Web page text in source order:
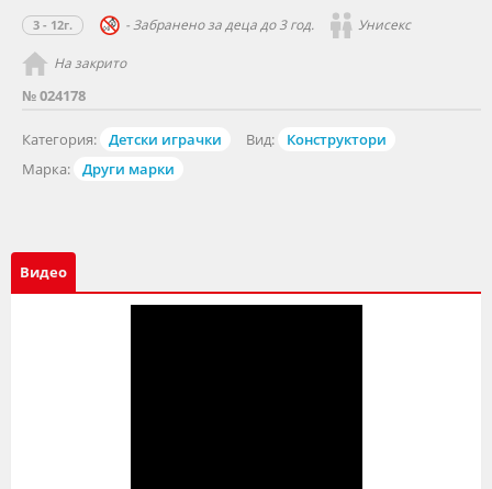
№ 024178
Категория: Детски играчки Вид:
Конструктори
Марка:
Други марки
3 - 12г. - Забранено за деца до 3 год. Унисекс
На закрито
Видео